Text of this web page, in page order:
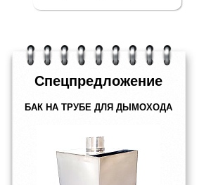
Спецпредложение
БАК НА ТРУБЕ ДЛЯ ДЫМОХОДА